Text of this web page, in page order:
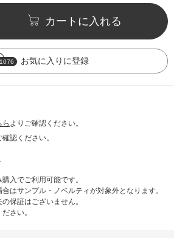
カートに入れる
1076 お気に入りに登録
ら よりご確認ください。
認ください。
入でご利用可能です。
はサンプル・ノベルティが対象外となります。
保証はございません。
さい。